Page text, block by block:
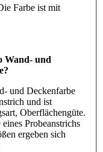
Farbe ist mit
Wand- und
und Deckenfarbe
und ist
Oberflächengüte.
Probeanstrichs
ergeben sich